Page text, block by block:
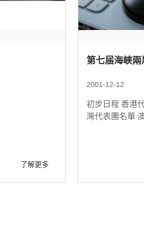
了解更多
第七届海峽
2001-12-12
初步日程 香港
灣代表團名單